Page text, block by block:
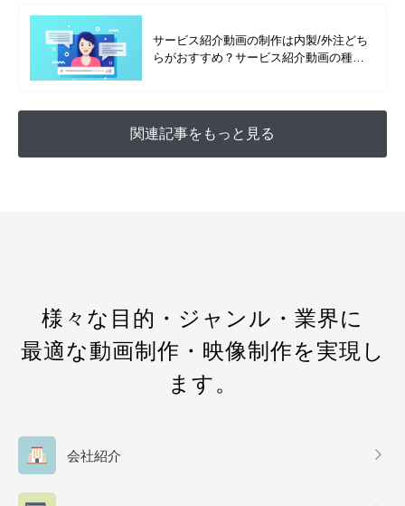
サービス紹介動画の制作は内製/外注どち
らがおすすめ？サービス紹介動画の種類
関連記事をもっと見る
様々な目的・ジャンル・業界に
最適な動画制作・映像制作を実現し
ます。
会社紹介